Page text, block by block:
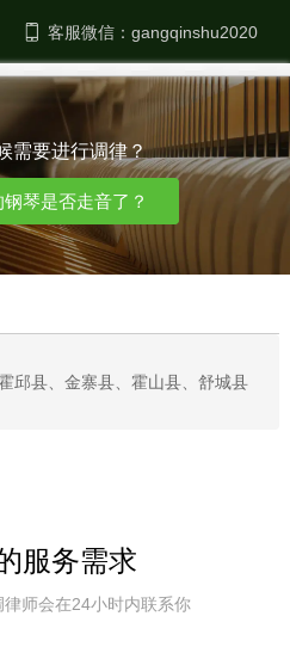
客服微信：
需要进行调律？
琴是否走音了？
邱县、金寨县、霍山县、舒城县
服务需求
师会在24小时内联系你